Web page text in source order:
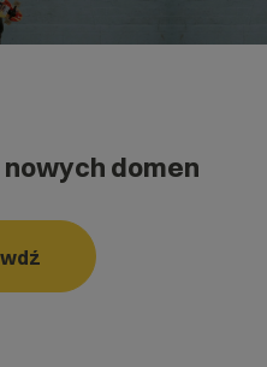
domen